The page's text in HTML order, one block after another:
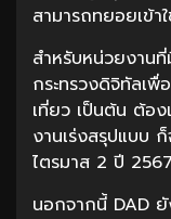
สามารถทยอยเข้
สำหรับหน่วยงานที่
กระทรวงดิจิทัลเ
เที่ยว เป็นต้น ต้อง
งานเร่งสรุปแบบ ก็
ไตรมาส 2 ปี 2567
นอกจากนี้ DAD